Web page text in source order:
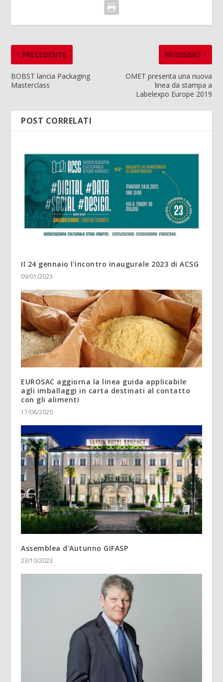
PRECEDENTE
BOBST lancia Packaging
Masterclass
PROSSIMO
OMET presenta una nuova
linea da stampa a
Labelexpo Europe 2019
POST CORRELATI
Il 24 gennaio l’incontro inaugurale 2023 di ACSG
09/01/2023
EUROSAC aggiorna la linea guida applicabile
agli imballaggi in carta destinati al contatto
con gli alimenti
17/06/2020
Assemblea d’Autunno GIFASP
23/10/2023